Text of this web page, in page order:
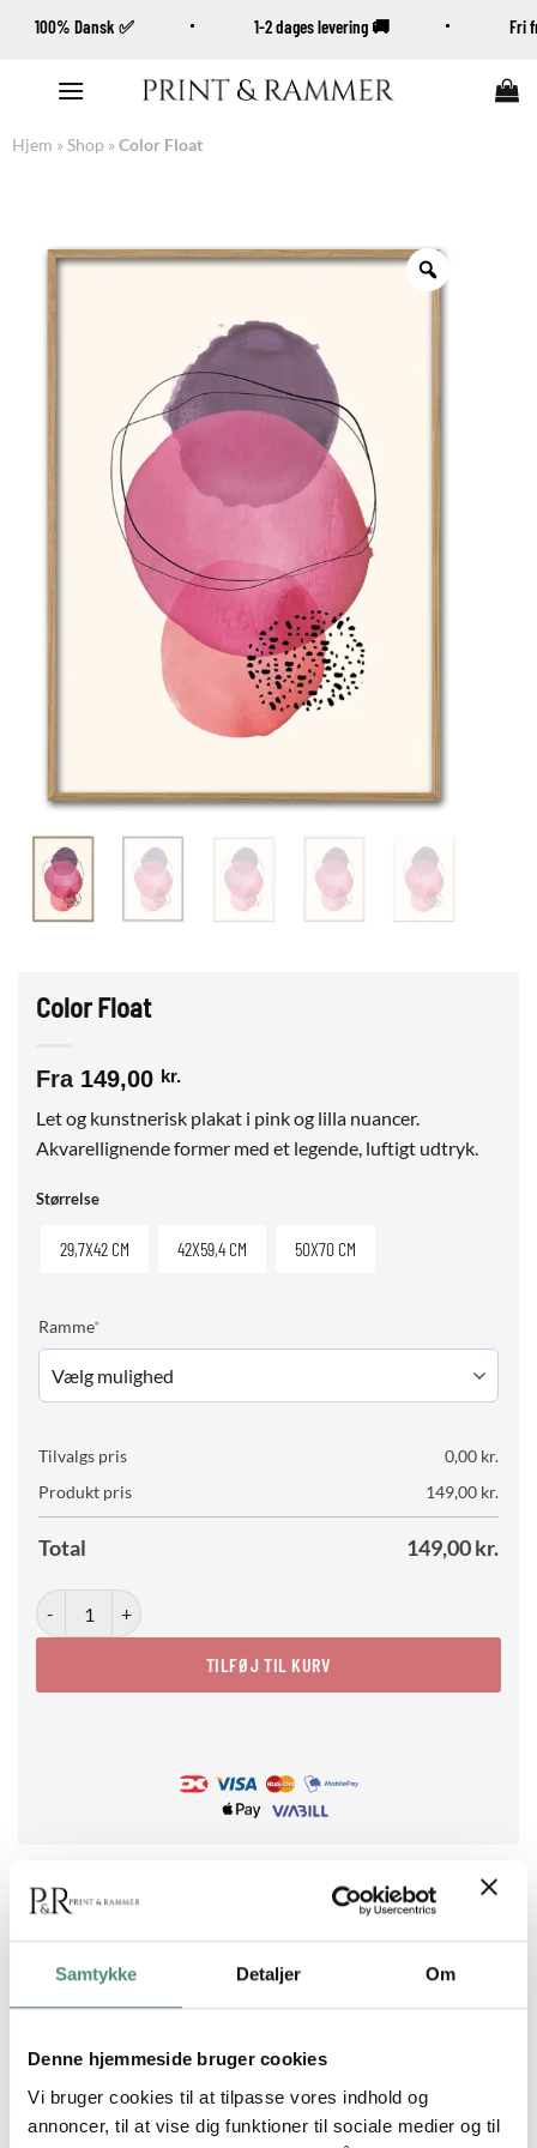
Samtykke Detaljer Om
Denne hjemmeside bruger cookies
Vi bruger cookies til at tilpasse vores indhold og
annoncer, til at vise dig funktioner til sociale medier og til
100% Dansk ✅ 1-2 dages levering 🚚 Fri
indhold
Hjem »Shop »Color Float
Color Float
Fra 149,00 kr.
Let og kunstnerisk plakat i pink og lilla nuancer.
Akvarellignende former med et legende, luftigt udtryk.
Størrelse
29,7X42 CM 42X59,4 CM 50X70 CM
Ramme*
Tilvalgs pris 0,00 kr.
Produkt pris
149,00 kr.
Total 149,00kr.
Color Float antal
TILFØJ TIL KURV
BESKRIVELSE
overlappende akvarellignende former i pink, rød og lilla. De
transparente lag og fine streger giver motivet dybde og
bevægelse, mens det sorte prikkede element tilfører kant.